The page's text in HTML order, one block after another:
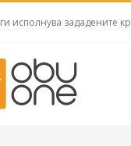
ги исполнува зададените